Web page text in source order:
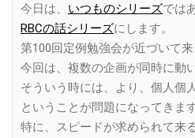
今日は、 いつものシリーズでは
RBCの話シリーズにします。
第100回定例勉強会が近づいて来
今回は、複数の企画が同時に動
そういう時には、より、個人個
ということが問題になってきます
特に、スピードが求められて来る